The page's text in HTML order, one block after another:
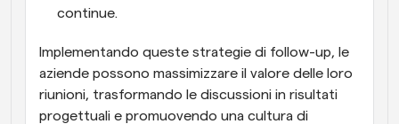
continue.
Implementando queste strategie di follow-up, le
aziende possono massimizzare il valore delle loro
riunioni, trasformando le discussioni in risultati
progettuali e promuovendo una cultura di